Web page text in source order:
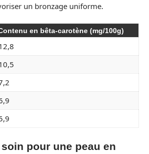
un bronzage uniforme.
en bêta-carotène (mg/100g)
pour une peau en